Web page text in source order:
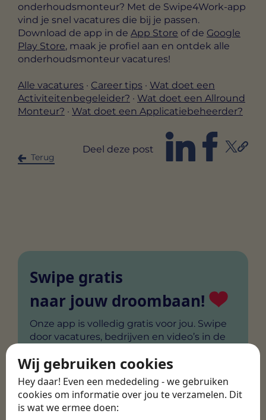
Wij gebruiken cookies
Hey daar! Even een mededeling - we gebruiken
cookies om informatie over jou te verzamelen. Dit
is wat we ermee doen:
onderhoudsmonteur? Met de Swipe4Work-app
vind je snel vacatures die bij je passen.
Download de app in de App Store of de Google
Play Store, maak je profiel aan en ontdek alle
onderhoudsmonteur vacatures!
Alle vacatures · Career tips · Wat doet een
Activiteitenbegeleider? · Wat doet een Allround
Monteur? · Wat doet een Applicatiebeheerder?
Terug
Deel deze post
Swipe gratis
naar jouw droombaan!
Onze app is volledig gratis voor jou. Swipe
door vacatures, bedrijven en video’s in de